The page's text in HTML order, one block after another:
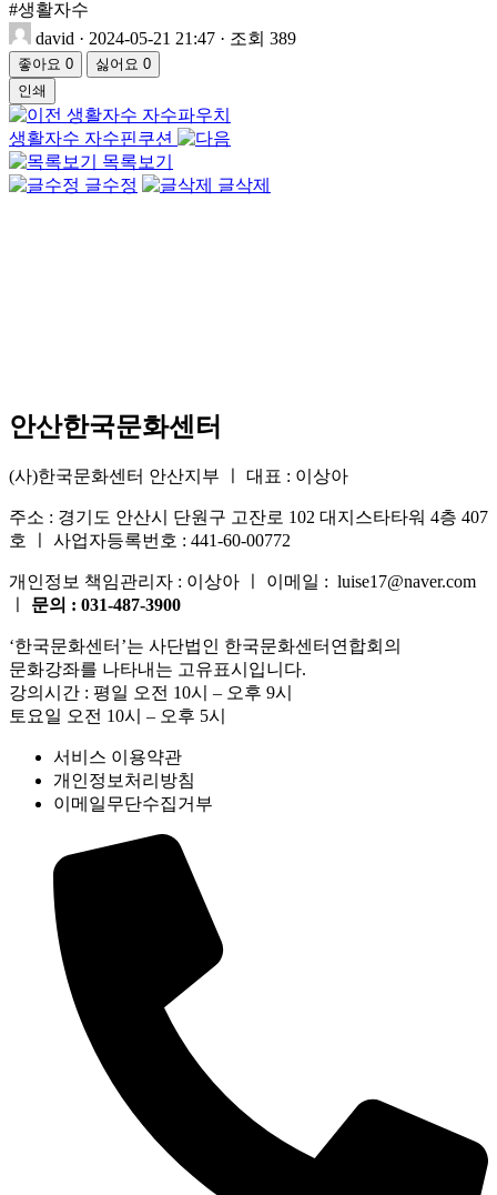
#생활자수
david · 2024-05-21 21:47 · 조회 389
좋아요 0 싫어요 0
인쇄
생활자수 자수파우치
생활자수 자수핀쿠션
목록보기
글수정
글삭제
안산한국문화센터
(사)한국문화센터 안산지부 ㅣ 대표 : 이상아
주소 : 경기도 안산시 단원구 고잔로 102 대지스타타워 4층 407
호 ㅣ 사업자등록번호 : 441-60-00772
개인정보 책임관리자 : 이상아 ㅣ 이메일 : luise17@naver.com
문의 : 031-487-3900
‘한국문화센터’는 사단법인 한국문화센터연합회의
문화강좌를 나타내는 고유표시입니다.
강의시간 : 평일 오전 10시 – 오후 9시
토요일 오전 10시 – 오후 5시
서비스 이용약관
개인정보처리방침
이메일무단수집거부